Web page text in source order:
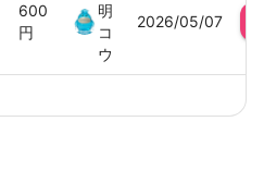
600
円
明
コ
ウ
2026/05/07